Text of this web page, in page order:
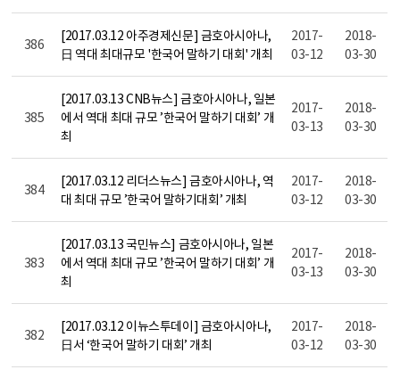
386
[2017.03.12 아주경제신문] 금호아시아나,
日 역대 최대규모 '한국어 말하기 대회' 개최
2017-
03-12
2018-
03-30
385
[2017.03.13 CNB뉴스] 금호아시아나, 일본
에서 역대 최대 규모 ’한국어 말하기 대회’ 개
최
2017-
03-13
2018-
03-30
384
[2017.03.12 리더스뉴스] 금호아시아나, 역
대 최대 규모 ’한국어 말하기대회’ 개최
2017-
03-12
2018-
03-30
383
[2017.03.13 국민뉴스] 금호아시아나, 일본
에서 역대 최대 규모 ’한국어 말하기 대회’ 개
최
2017-
03-13
2018-
03-30
382
[2017.03.12 이뉴스투데이] 금호아시아나,
日서 ‘한국어 말하기 대회’ 개최
2017-
03-12
2018-
03-30